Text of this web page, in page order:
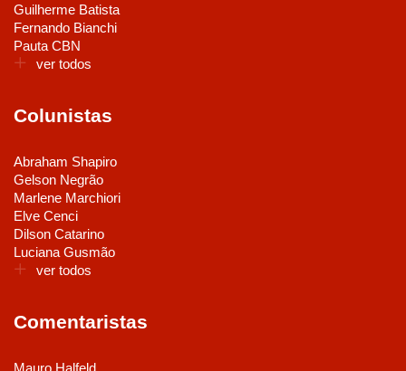
Guilherme Batista
Fernando Bianchi
Pauta CBN
ver todos
Colunistas
Abraham Shapiro
Gelson Negrão
Marlene Marchiori
Elve Cenci
Dilson Catarino
Luciana Gusmão
ver todos
Comentaristas
Mauro Halfeld